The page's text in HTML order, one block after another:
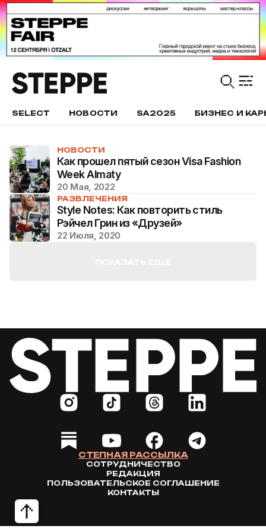
SELECT НОВОСТИ SA2025 БИЗНЕС И
НОВОСТИ
Как прошел пятый сезон Visa Fashion
Week Almaty
20 Мая, 2022
РАЗВЛЕЧЕНИЯ
Style Notes: Как повторить стиль
Рэйчел Грин из «Друзей»
22 Июля, 2020
СТЕПНАЯ РАССЫЛКА
СОТРУДНИЧЕСТВО
РЕДАКЦИЯ
ПОЛЬЗОВАТЕЛЬСКОЕ СОГЛАШЕНИЕ
КОНТАКТЫ